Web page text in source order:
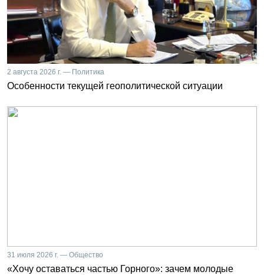
2 августа 2026 г. — Политика
Особенности текущей геополитической ситуации
31 июля 2026 г. — Общество
«Хочу оставаться частью Горного»: зачем молодые